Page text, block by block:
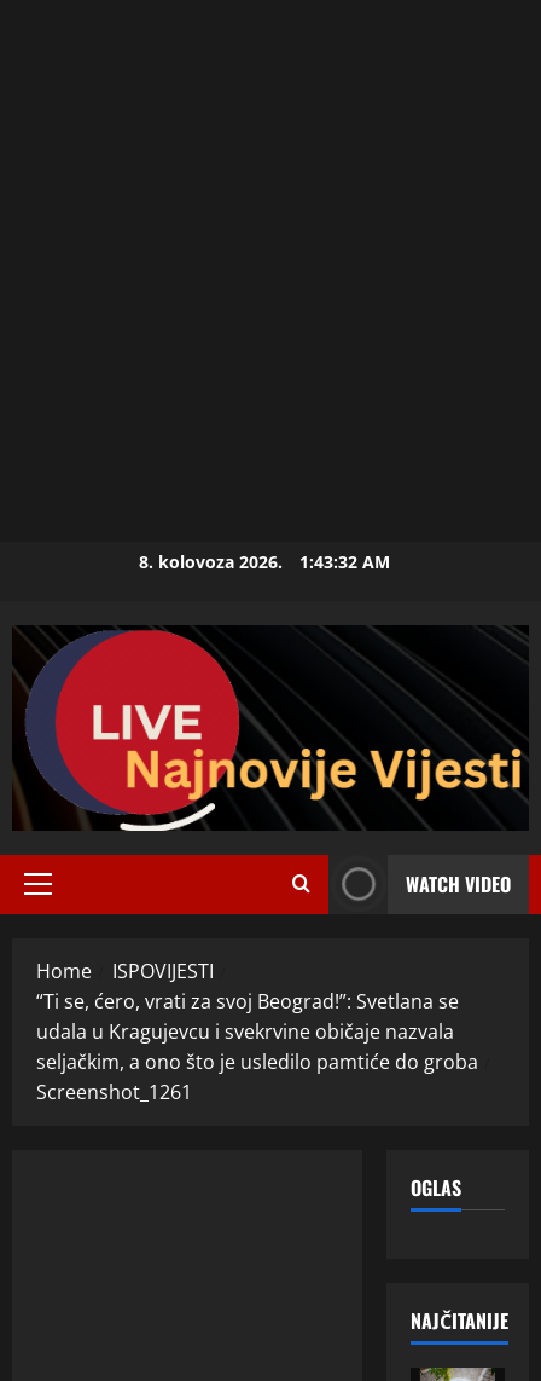
8. kolovoza 2026. 1:43:33 AM
Primary
WATCH VIDEO
Home
ISPOVIJESTI
“Ti se, ćero, vrati za svoj Beograd!”: Svetlana se
udala u Kragujevcu i svekrvine običaje nazvala
seljačkim, a ono što je usledilo pamtiće do groba
Screenshot_1261
OGLAS
NAJČITANIJE